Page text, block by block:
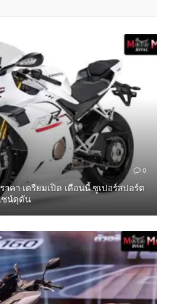
0
คา เตรียมเปิด เดือนนี้ ซูเปอร์สปอร์ต
ซน์ดุดัน